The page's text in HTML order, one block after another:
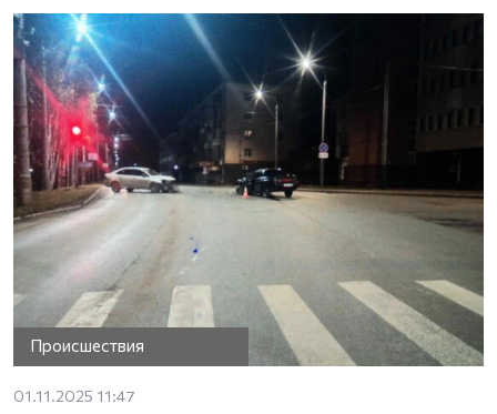
Происшествия
01.11.2025 11:47